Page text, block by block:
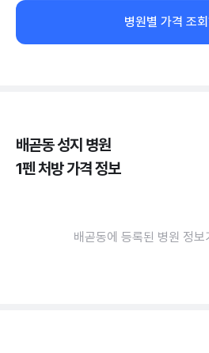
병원별 가격 조회
배곧동 성지 병원
1펜 처방 가격 정보
배곧동에 등록된 병원 정보